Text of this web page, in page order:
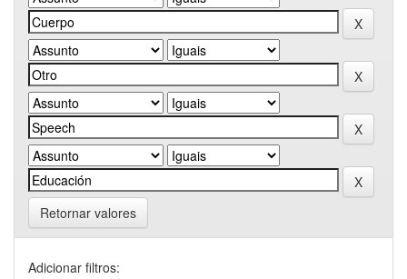
Retornar valores
Adicionar filtros: